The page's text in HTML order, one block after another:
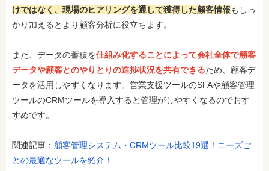
けではなく、現場のヒアリングを通して獲得した顧客情報もしっ
かり加えるとより顧客分析に役立ちます。
また、データの蓄積を仕組み化することによって会社全体で顧客
データや顧客とのやりとりの進捗状況を共有できるため、顧客デ
ータを活用しやすくなります。営業支援ツールのSFAや顧客管理
ツールのCRMツールを導入すると管理がしやすくなるのでおす
すめです。
関連記事： 顧客管理システム・CRMツール比較19選！ニーズご
との最適なツールを紹介！